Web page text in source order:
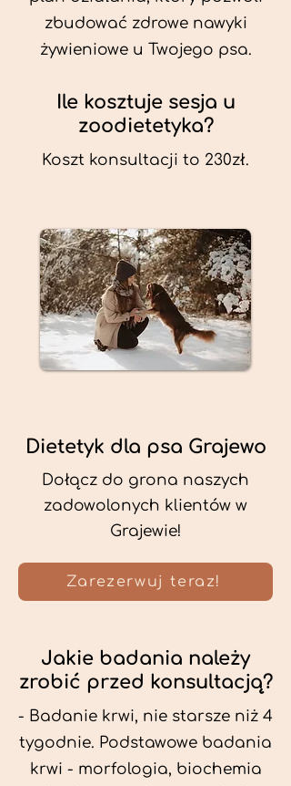
zbudować zdrowe nawyki
żywieniowe u Twojego psa.
Ile kosztuje sesja u
zoodietetyka?
Koszt konsultacji to 230zł.
Dietetyk dla psa Grajewo
Dołącz do grona naszych
zadowolonych klientów w
Grajewie!
Zarezerwuj teraz!
Jakie badania należy
zrobić przed konsultacją?
- Badanie krwi, nie starsze niż 4
tygodnie. Podstawowe badania
krwi - morfologia, biochemia